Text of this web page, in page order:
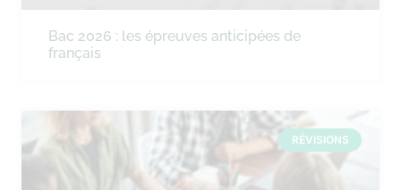
Bac 2026 : les épreuves anticipées de
français
RÉVISIONS